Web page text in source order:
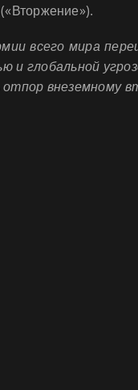
всего мира
глобальной
внеземному